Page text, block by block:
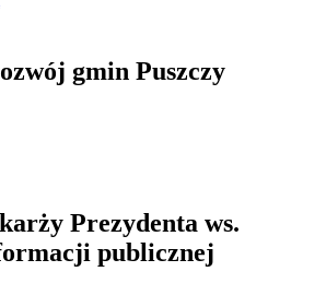
gmin Puszczy
Prezydenta ws.
publicznej